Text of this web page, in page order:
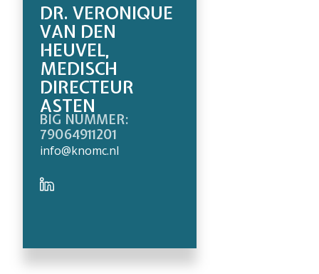
DR. VERONIQUE
VAN DEN
HEUVEL,
MEDISCH
DIRECTEUR
ASTEN
BIG NUMMER:
79064911201
info@knomc.nl